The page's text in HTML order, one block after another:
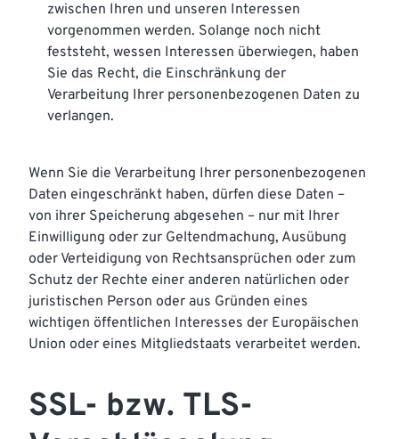
zwischen Ihren und unseren Interessen
vorgenommen werden. Solange noch nicht
feststeht, wessen Interessen überwiegen, haben
Sie das Recht, die Einschränkung der
Verarbeitung Ihrer personenbezogenen Daten zu
verlangen.
Wenn Sie die Verarbeitung Ihrer personenbezogenen
Daten eingeschränkt haben, dürfen diese Daten –
von ihrer Speicherung abgesehen – nur mit Ihrer
Einwilligung oder zur Geltendmachung, Ausübung
oder Verteidigung von Rechtsansprüchen oder zum
Schutz der Rechte einer anderen natürlichen oder
juristischen Person oder aus Gründen eines
wichtigen öffentlichen Interesses der Europäischen
Union oder eines Mitgliedstaats verarbeitet werden.
SSL- bzw. TLS-